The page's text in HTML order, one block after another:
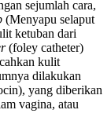
sejumlah cara,
(Menyapu selaput
ketuban dari
(foley catheter)
kulit
dilakukan
yang diberikan
vagina, atau